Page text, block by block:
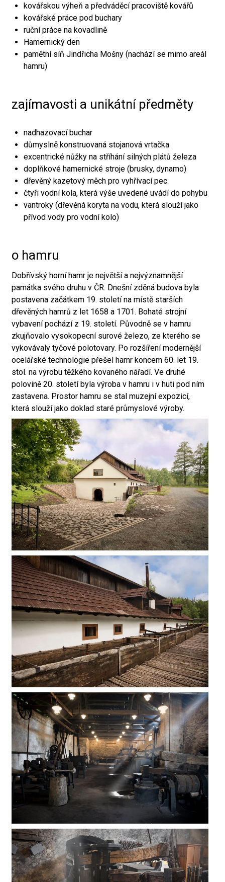
kovářskou výheň a předváděcí pracoviště kovářů
kovářské práce pod buchary
ruční práce na kovadlině
Hamernický den
pamětní síň Jindřicha Mošny (nachází se mimo areál
hamru)
zajímavosti a unikátní předměty
nadhazovací buchar
důmyslně konstruovaná stojanová vrtačka
excentrické nůžky na stříhání silných plátů železa
doplňkové hamernické stroje (brusky, dynamo)
dřevěný kazetový měch pro vyhřívací pec
čtyři vodní kola, která výše uvedené uvádí do pohybu
vantroky (dřevěná koryta na vodu, která slouží jako
přívod vody pro vodní kolo)
o hamru
Dobřívský horní hamr je největší a nejvýznamnější
památka svého druhu v ČR. Dnešní zděná budova byla
postavena začátkem 19. století na místě starších
dřevěných hamrů z let 1658 a 1701. Bohaté strojní
vybavení pochází z 19. století. Původně se v hamru
zkujňovalo vysokopecní surové železo, ze kterého se
vykovávaly tyčové polotovary. Po rozšíření modernější
ocelářské technologie přešel hamr koncem 60. let 19.
stol. na výrobu těžkého kovaného nářadí. Ve druhé
polovině 20. století byla výroba v hamru i v huti pod ním
zastavena. Prostor hamru se stal muzejní expozicí,
která slouží jako doklad staré průmyslové výroby.